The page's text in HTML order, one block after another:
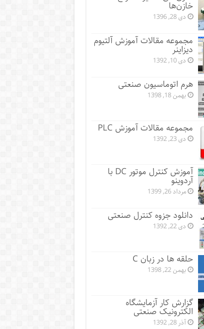
خازن‌ها
دی 28, 1396
مجموعه مقالات آموزش آلتیوم
دیزاینر
دی 10, 1392
هرم اتوماسیون صنعتی
بهمن 18, 1398
مجموعه مقالات آموزش PLC
دی 23, 1392
آموزش کنترل موتور DC با
آردوینو
مرداد 26, 1399
دانلود جزوه کنترل صنعتی
دی 22, 1392
حلقه ها در زبان C
بهمن 22, 1398
گزارش کار آزمایشگاه
الکترونیک صنعتی
آذر 28, 1392